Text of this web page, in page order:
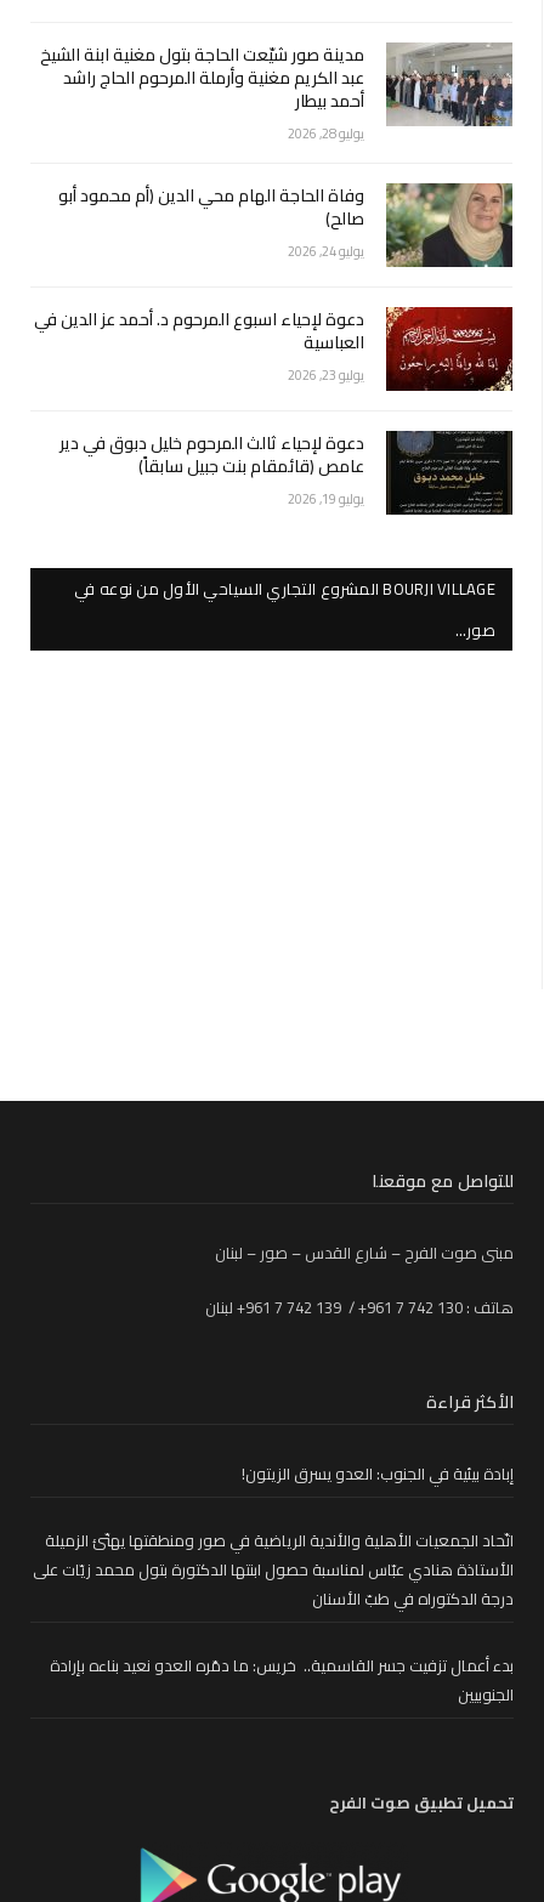
مدينة صور شيّعت الحاجة بتول مغنية ابنة الشيخ
عبد الكريم مغنية وأرملة المرحوم الحاج راشد
أحمد بيطار
يوليو 28, 2026
وفاة الحاجة الهام محي الدين (أم محمود أبو
صالح)
يوليو 24, 2026
دعوة لإحياء اسبوع المرحوم د. أحمد عز الدين في
العباسية
يوليو 23, 2026
دعوة لإحياء ثالث المرحوم خليل دبوق في دير
عامص (قائمقام بنت جبيل سابقاً)
يوليو 19, 2026
BOURJI VILLAGE المشروع التجاري السياحي الأول من نوعه في
صور…
للتواصل مع موقعنا
مبنى صوت الفرح – شارع القدس – صور – لبنان
هاتف : 130 742 7 961+ / 139 742 7 961+ لبنان
الأكثر قراءة
إبادة بيئية في الجنوب: العدو يسرق الزيتون!
اتّحاد الجمعيات الأهلية والأندية الرياضية في صور ومنطقتها يهنّئ الزميلة
الأستاذة هنادي عبّاس لمناسبة حصول ابنتها الدكتورة بتول محمد زيّات على
درجة الدكتوراه في طبّ الأسنان
بدء أعمال تزفيت جسر القاسمية.. خريس: ما دمّره العدو نعيد بناءه بإرادة
الجنوبيين
تحميل تطبيق صوت الفرح